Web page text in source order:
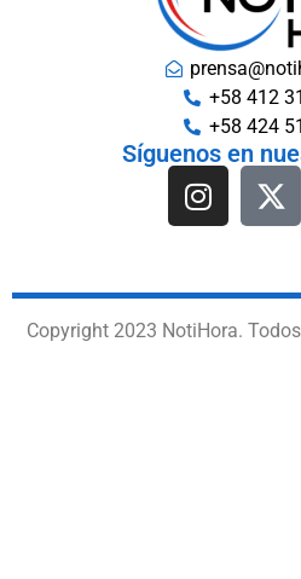
+58 412
+58 424
Síguenos en
Copyright 2023 NotiHora.